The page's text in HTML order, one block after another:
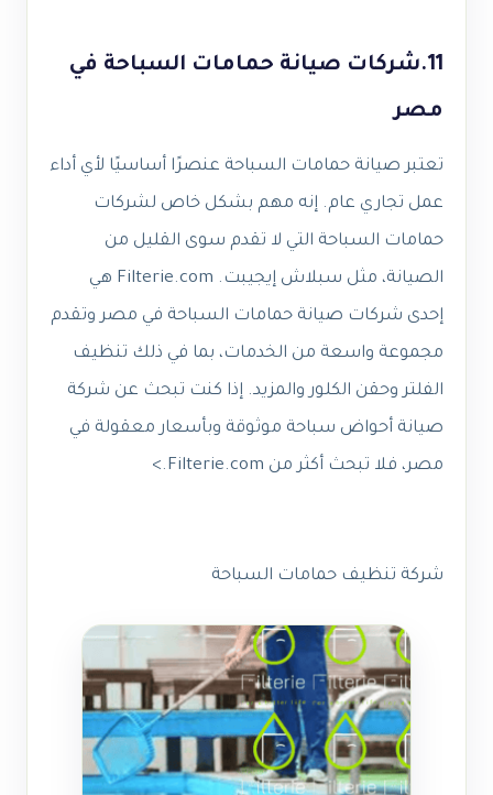
11.شركات صيانة حمامات السباحة في
مصر
تعتبر صيانة حمامات السباحة عنصرًا أساسيًا لأي أداء
عمل تجاري عام. إنه مهم بشكل خاص لشركات
حمامات السباحة التي لا تقدم سوى القليل من
الصيانة، مثل سبلاش إيجيبت. Filterie.com هي
إحدى شركات صيانة حمامات السباحة في مصر وتقدم
مجموعة واسعة من الخدمات، بما في ذلك تنظيف
الفلتر وحقن الكلور والمزيد. إذا كنت تبحث عن شركة
صيانة أحواض سباحة موثوقة وبأسعار معقولة في
مصر، فلا تبحث أكثر من Filterie.com.>
شركة تنظيف حمامات السباحة